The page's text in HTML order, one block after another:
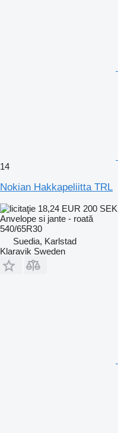
14
Nokian Hakkapeliitta TRL
18,24 EUR 200 SEK
Anvelope si jante - roată
540/65R30
Suedia, Karlstad
Klaravik Sweden